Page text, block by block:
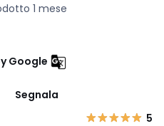
1 mese
Google
Segnala
5